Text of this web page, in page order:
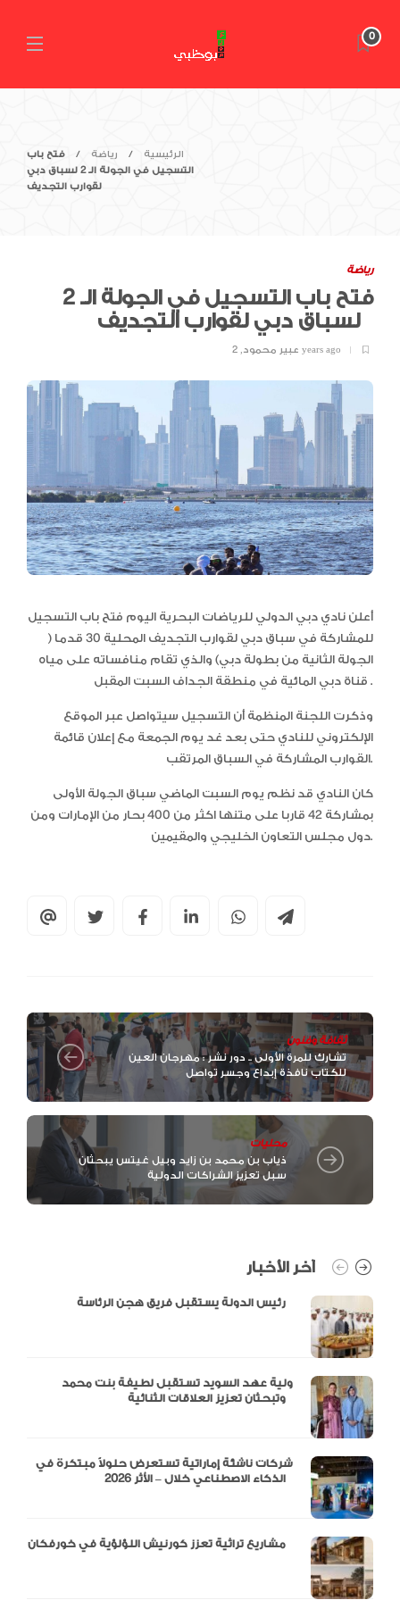
0
الرئيسية رياضة
فتح باب
التسجيل في الجولة الـ 2 لسباق دبي
لقوارب التجديف
رياضة
فتح باب التسجيل في الجولة الـ 2
لسباق دبي لقوارب التجديف
عبير محمود, 2 years ago
أعلن نادي دبي الدولي للرياضات البحرية اليوم فتح باب التسجيل
للمشاركة في سباق دبي لقوارب التجديف المحلية 30 قدما (
الجولة الثانية من بطولة دبي) والذي تقام منافساته على مياه
قناة دبي المائية في منطقة الجداف السبت المقبل .
وذكرت اللجنة المنظمة أن التسجيل سيتواصل عبر الموقع
الإلكتروني للنادي حتى بعد غد يوم الجمعة مع إعلان قائمة
القوارب المشاركة في السباق المرتقب.
كان النادي قد نظم يوم السبت الماضي سباق الجولة الأولى
بمشاركة 42 قاربا على متنها اكثر من 400 بحار من الإمارات ومن
دول مجلس التعاون الخليجي والمقيمين.
ثقافة وفنون
تشارك للمرة الأولى .. دور نشر : مهرجان العين
للكتاب نافذة إبداع وجسر تواصل
محليات
ذياب بن محمد بن زايد وبيل غيتس يبحثان
سبل تعزيز الشراكات الدولية
آخر الأخبار
ولية عهد السويد تستقبل لطيفة بنت محمد
شركات ناشئة إماراتية تستعرض حلولاً مبتكرة في